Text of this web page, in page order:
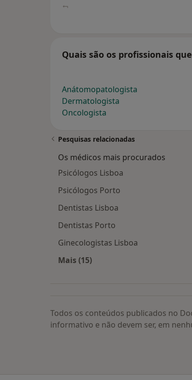
Quais são os profissionais
Anátomopatologista
Dermatologista
Oncologista
Pesquisas relacionadas
Os médicos mais procurados
Psicólogos Lisboa
Psicólogos Porto
Dentistas Lisboa
Dentistas Porto
Ginecologistas Lisboa
Mais (15)
Todos os conteúdos publicados no
informativo e não devem ser, em